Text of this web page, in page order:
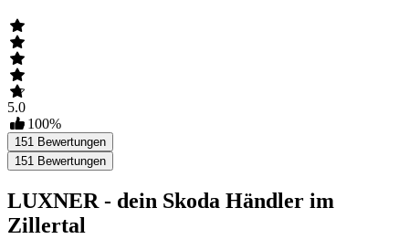
5.0
100%
151 Bewertungen
151 Bewertungen
LUXNER - dein Skoda Händler im
Zillertal